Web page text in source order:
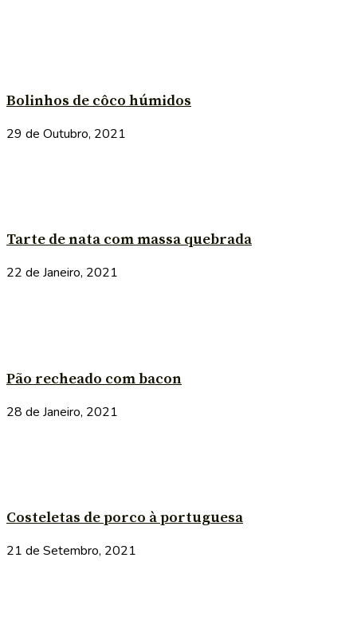
Bolinhos de côco húmidos
29 de Outubro, 2021
Tarte de nata com massa quebrada
22 de Janeiro, 2021
Pão recheado com bacon
28 de Janeiro, 2021
Costeletas de porco à portuguesa
21 de Setembro, 2021